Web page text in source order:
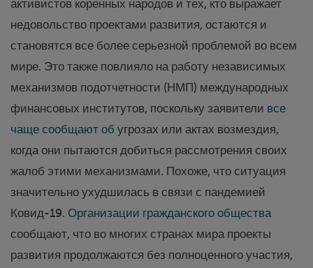
активистов коренных народов и тех, кто выражает
недовольство проектами развития, остаются и
становятся все более серьезной проблемой во всем
мире. Это также повлияло на работу независимых
механизмов подотчетности (НМП) международных
финансовых институтов, поскольку заявители все
чаще сообщают об угрозах или актах возмездия,
когда они пытаются добиться рассмотрения своих
жалоб этими механизмами. Похоже, что ситуация
значительно ухудшилась в связи с пандемией
Ковид-19. Организации гражданского общества
сообщают, что во многих странах мира проекты
развития продолжаются без полноценного участия,